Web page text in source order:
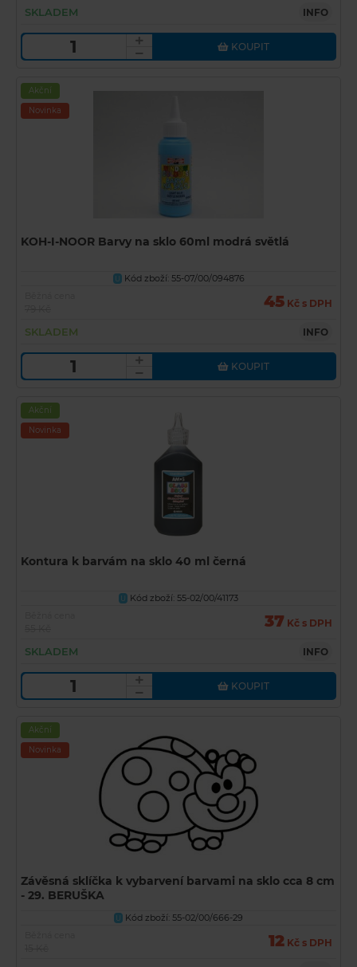
SKLADEM INFO
KOUPIT
Akční
Novinka
KOH-I-NOOR Barvy na sklo 60ml modrá světlá
U Kód zboží: 55-07/00/094876
45 Kč s DPH
SKLADEM INFO
KOUPIT
Akční
Novinka
Kontura k barvám na sklo 40 ml černá
U
Kód zboží: 55-02/00/41173
37 Kč s DPH
SKLADEM INFO
KOUPIT
Akční
Novinka
Závěsná sklíčka k vybarvení barvami na sklo cca 8 cm
- 29. BERUŠKA
U
Kód zboží: 55-02/00/666-29
12 Kč s DPH